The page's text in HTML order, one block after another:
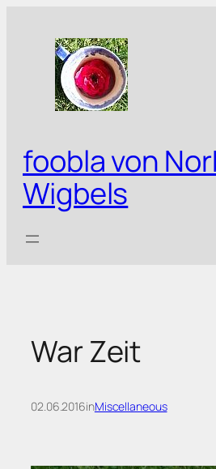
springen
foobla von
Wigbels
War Zeit
02.06.2016inMiscellaneous